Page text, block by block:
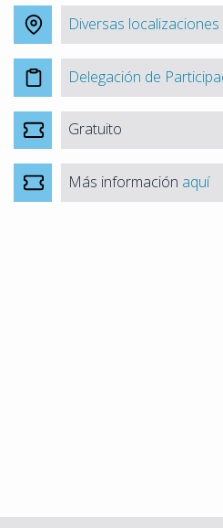
Diversas localizaciones
Delegación de
Gratuito
Más información aquí